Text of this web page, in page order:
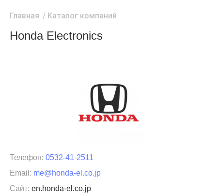
Главная / Каталог компаний
Honda Electronics
Телефон: 0532-41-2511
Email: me@honda-el.co.jp
Сайт: en.honda-el.co.jp